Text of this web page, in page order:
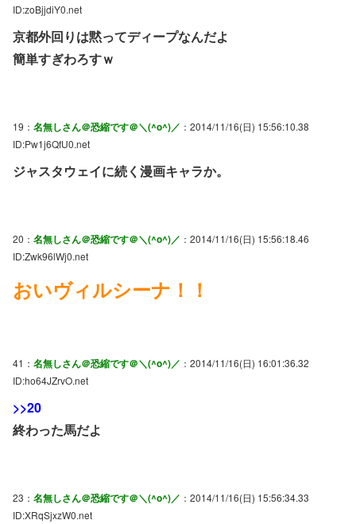
ID:zoBjjdiY0.net
京都外回りは黙ってディープなんだよ
簡単すぎわろすｗ
19： 名無しさん＠恐縮です＠＼(^o^)／ ：2014/11/16(日) 15:56:10.38
ID:Pw1j6QfU0.net
ジャスタウェイに続く漫画キャラか。
20： 名無しさん＠恐縮です＠＼(^o^)／ ：2014/11/16(日) 15:56:18.46
ID:Zwk96lWj0.net
おいヴィルシーナ！！
41： 名無しさん＠恐縮です＠＼(^o^)／ ：2014/11/16(日) 16:01:36.32
ID:ho64JZrvO.net
>>20
終わった馬だよ
23： 名無しさん＠恐縮です＠＼(^o^)／ ：2014/11/16(日) 15:56:34.33
ID:XRqSjxzW0.net